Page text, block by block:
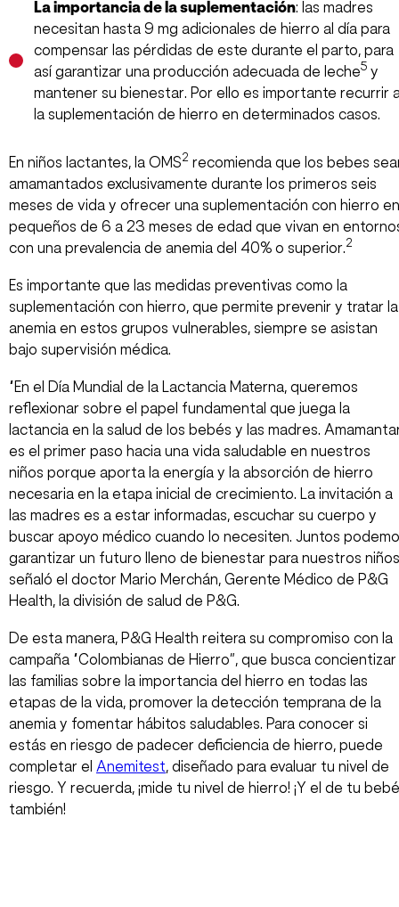
La importancia de la suplementación: las madres
necesitan hasta 9 mg adicionales de hierro al día para
compensar las pérdidas de este durante el parto, para
así garantizar una producción adecuada de leche5 y
mantener su bienestar. Por ello es importante recurrir
la suplementación de hierro en determinados casos.
En niños lactantes, la OMS2 recomienda que los bebes
amamantados exclusivamente durante los primeros seis
meses de vida y ofrecer una suplementación con hierro en
pequeños de 6 a 23 meses de edad que vivan en
con una prevalencia de anemia del 40% o superior.2
Es importante que las medidas preventivas como la
suplementación con hierro, que permite prevenir y tratar la
anemia en estos grupos vulnerables, siempre se asistan
bajo supervisión médica.
“En el Día Mundial de la Lactancia Materna, queremos
reflexionar sobre el papel fundamental que juega la
lactancia en la salud de los bebés y las madres.
es el primer paso hacia una vida saludable en nuestros
niños porque aporta la energía y la absorción de hierro
necesaria en la etapa inicial de crecimiento. La invitación a
las madres es a estar informadas, escuchar su cuerpo y
buscar apoyo médico cuando lo necesiten. Juntos
garantizar un futuro lleno de bienestar para nuestros
señaló el doctor Mario Merchán, Gerente Médico de P&G
Health, la división de salud de P&G.
De esta manera, P&G Health reitera su compromiso con la
campaña “Colombianas de Hierro”, que busca
las familias sobre la importancia del hierro en todas las
etapas de la vida, promover la detección temprana de la
anemia y fomentar hábitos saludables. Para conocer si
estás en riesgo de padecer deficiencia de hierro, puede
completar el Anemitest, diseñado para evaluar tu nivel de
riesgo. Y recuerda, ¡mide tu nivel de hierro! ¡Y el de tu bebé
también!